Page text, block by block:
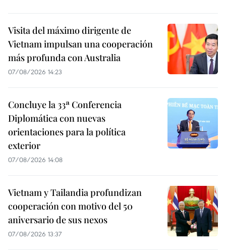
Visita del máximo dirigente de
Vietnam impulsan una cooperación
más profunda con Australia
07/08/2026 14:23
Concluye la 33ª Conferencia
Diplomática con nuevas
orientaciones para la política
exterior
07/08/2026 14:08
Vietnam y Tailandia profundizan
cooperación con motivo del 50
aniversario de sus nexos
07/08/2026 13:37